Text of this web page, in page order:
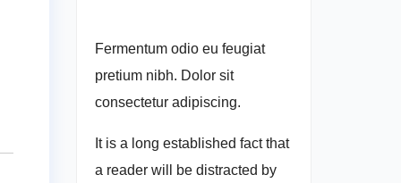
Fermentum odio eu feugiat
pretium nibh. Dolor sit
consectetur adipiscing.
It is a long established fact that
a reader will be distracted by